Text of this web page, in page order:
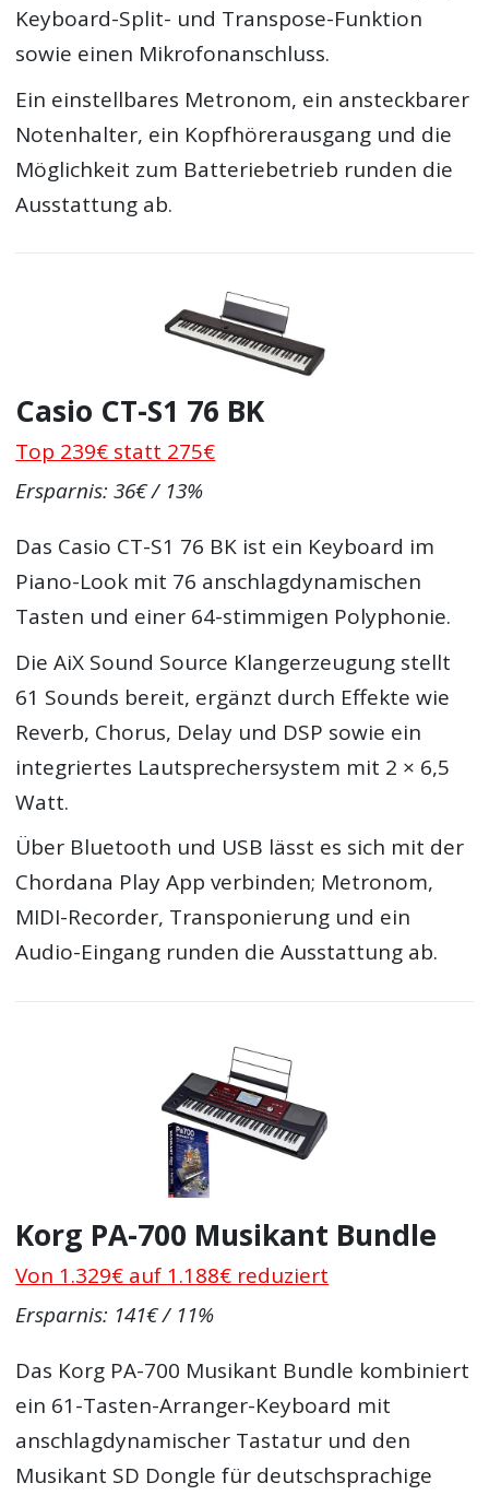
Keyboard-Split- und Transpose-Funktion
sowie einen Mikrofonanschluss.
Ein einstellbares Metronom, ein ansteckbarer
Notenhalter, ein Kopfhörerausgang und die
Möglichkeit zum Batteriebetrieb runden die
Ausstattung ab.
Casio CT-S1 76 BK
Top 239€ statt 275€
Ersparnis: 36€ / 13%
Das Casio CT-S1 76 BK ist ein Keyboard im
Piano-Look mit 76 anschlagdynamischen
Tasten und einer 64-stimmigen Polyphonie.
Die AiX Sound Source Klangerzeugung stellt
61 Sounds bereit, ergänzt durch Effekte wie
Reverb, Chorus, Delay und DSP sowie ein
integriertes Lautsprechersystem mit 2 × 6,5
Watt.
Über Bluetooth und USB lässt es sich mit der
Chordana Play App verbinden; Metronom,
MIDI-Recorder, Transponierung und ein
Audio-Eingang runden die Ausstattung ab.
Korg PA-700 Musikant Bundle
Von 1.329€ auf 1.188€ reduziert
Ersparnis: 141€ / 11%
Das Korg PA-700 Musikant Bundle kombiniert
ein 61-Tasten-Arranger-Keyboard mit
anschlagdynamischer Tastatur und den
Musikant SD Dongle für deutschsprachige